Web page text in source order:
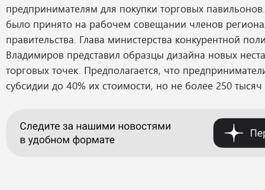
предпринимателям для покупки торговых
было принято на рабочем совещании членов
правительства. Глава министерства конкурентной
Владимиров представил образцы дизайна новых
торговых точек. Предполагается, что
субсидии до 40% их стоимости, но не более 250 тысяч